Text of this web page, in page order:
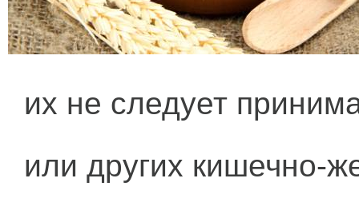
их не следует
или других кишечно-